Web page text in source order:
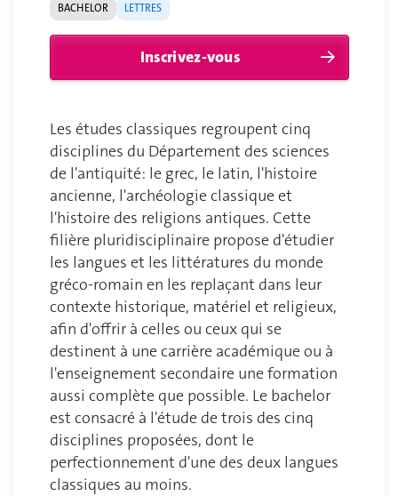
BACHELOR LETTRES
Inscrivez-vous
Les études classiques regroupent cinq
disciplines du Département des sciences
de l'antiquité: le grec, le latin, l'histoire
ancienne, l'archéologie classique et
l'histoire des religions antiques. Cette
filière pluridisciplinaire propose d'étudier
les langues et les littératures du monde
gréco-romain en les replaçant dans leur
contexte historique, matériel et religieux,
afin d'offrir à celles ou ceux qui se
destinent à une carrière académique ou à
l'enseignement secondaire une formation
aussi complète que possible. Le bachelor
est consacré à l'étude de trois des cinq
disciplines proposées, dont le
perfectionnement d'une des deux langues
classiques au moins.